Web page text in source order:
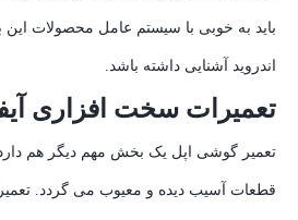
باید به خوبی با سیستم عامل محصولات این
اندروید آشنایی داشته باشد.
تعمیرات سخت افزاری
تعمیر گوشی اپل یک بخش مهم دیگر هم
قطعات آسیب دیده و معیوب می گردد.